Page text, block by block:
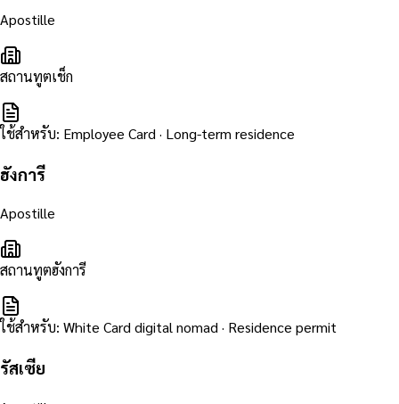
Apostille
สถานทูตเช็ก
ใช้สำหรับ: Employee Card · Long-term residence
ฮังการี
Apostille
สถานทูตฮังการี
ใช้สำหรับ: White Card digital nomad · Residence permit
รัสเซีย